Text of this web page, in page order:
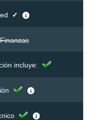
✓
incluye: